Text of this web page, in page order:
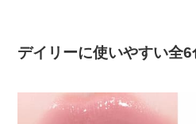
デイリーに使いやすい全6